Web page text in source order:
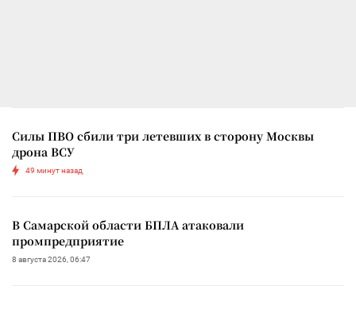
Силы ПВО сбили три летевших в сторону Москвы
дрона ВСУ
49 минут назад
В Самарской области БПЛА атаковали
промпредприятие
8 августа 2026, 06:47